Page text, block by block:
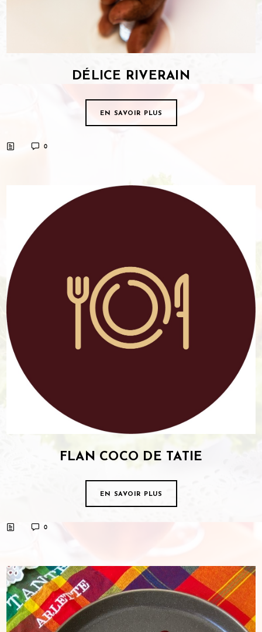
DÉLICE RIVERAIN
EN SAVOIR PLUS
0
FLAN COCO DE TATIE
EN SAVOIR PLUS
0